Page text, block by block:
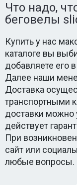
Что надо,
беговелы
Купить у нас
каталоге вы
добавляете его
Далее наши
Доставка
транспортными
доставки можно
действует
При
сайт или
любые вопросы.